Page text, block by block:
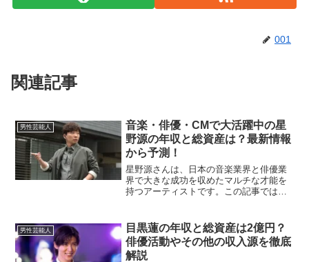
001
関連記事
男性芸能人
音楽・俳優・CMで大活躍中の星
野源の年収と総資産は？最新情報
から予測！
星野源さんは、日本の音楽業界と俳優業
界で大きな成功を収めたマルチな才能を
持つアーティストです。この記事では、
年収はどのくらい？星野源さんの年収
は、多岐にわたる活動から得...
男性芸能人
目黒蓮の年収と総資産は2億円？
俳優活動やその他の収入源を徹底
解説